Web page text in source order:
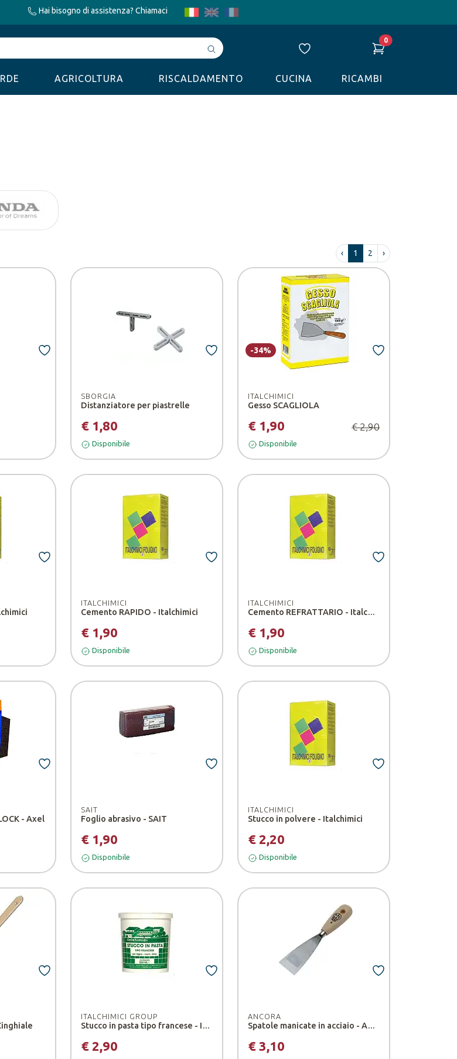
Hai bisogno di assistenza? Chiamaci
Avvia
ricerca
0
AGRICOLTURA RISCALDAMENTO CUCINA RICAMBI
‹ 1 2 ›
SBORGIA
Distanziatore per piastrelle
€ 1,80
Disponibile
ITALCHIMICI
Gesso SCAGLIOLA
€ 1,90 € 2,90
-34%
Disponibile
ITALCHIMICI
Cemento RAPIDO - Italchimici
€ 1,90
Disponibile
ITALCHIMICI
Cemento REFRATTARIO - Italchimici
€ 1,90
Disponibile
- Axel
SAIT
Foglio abrasivo - SAIT
€ 1,90
Disponibile
ITALCHIMICI
Stucco in polvere - Italchimici
€ 2,20
Disponibile
ITALCHIMICI GROUP
Stucco in pasta tipo francese - Italchimici Group
€ 2,90
ANCORA
Spatole manicate in acciaio - Ancora
€ 3,10